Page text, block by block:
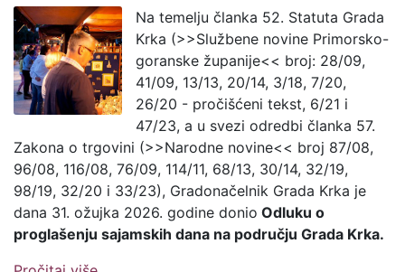
Na temelju članka 52. Statuta Grada
Krka (>>Službene novine Primorsko-
goranske županije<< broj: 28/09,
41/09, 13/13, 20/14, 3/18, 7/20,
26/20 - pročišćeni tekst, 6/21 i
47/23, a u svezi odredbi članka 57.
Zakona o trgovini (>>Narodne novine<< broj 87/08,
96/08, 116/08, 76/09, 114/11, 68/13, 30/14, 32/19,
98/19, 32/20 i 33/23), Gradonačelnik Grada Krka je
dana 31. ožujka 2026. godine donio Odluku o
proglašenju sajamskih dana na području Grada Krka.